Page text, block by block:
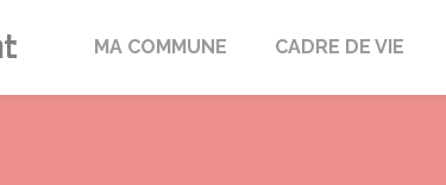
Grangermont
MA COMMUNE CADRE DE VIE